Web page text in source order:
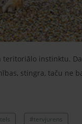
instinktu.
stingra, taču ne
#tervjurens